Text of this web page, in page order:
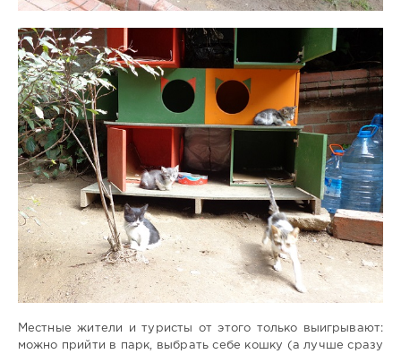
Местные жители и туристы от этого только выигрывают:
можно прийти в парк, выбрать себе кошку (а лучше сразу